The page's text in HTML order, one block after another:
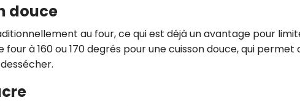
douce
au four, ce qui est déjà un avantage pour
à 160 ou 170 degrés pour une cuisson douce, qui permet